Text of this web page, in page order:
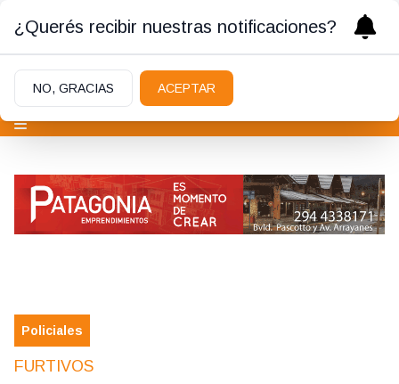
Policiales
FURTIVOS
¿Querés recibir nuestras notificaciones?
NO, GRACIAS ACEPTAR